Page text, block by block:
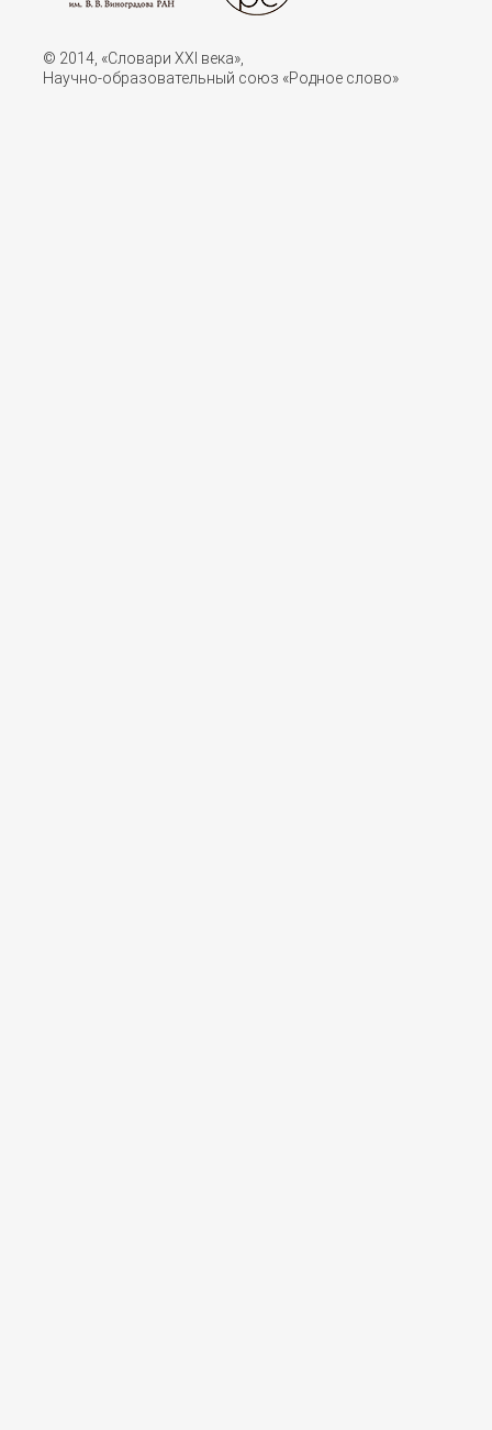
© 2014, «Словари XXI векa»,
Научно-образовательный союз «Родное слово»